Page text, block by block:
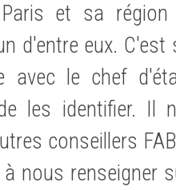
et sa
d'entre eux.
avec le chef
les identifier. Il
conseillers
nous renseigner